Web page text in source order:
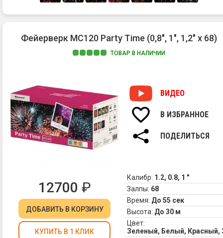
Фейерверк MC120 Party Time (0,8", 1", 1,2" х 68)
ТОВАР В НАЛИЧИИ
ВИДЕО
В ИЗБРАННОЕ
ПОДЕЛИТЬСЯ
12700 ₽
ДОБАВИТЬ В КОРЗИНУ
КУПИТЬ В 1 КЛИК
Калибр: 1.2, 0.8, 1 "
Залпы: 68
Время: До 55 сек
Высота: До 30 м
Цвет:
Зеленый, Белый,